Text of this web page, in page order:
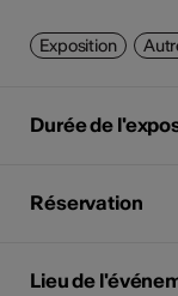
Exposition
Durée de
Réservation
Lieu de